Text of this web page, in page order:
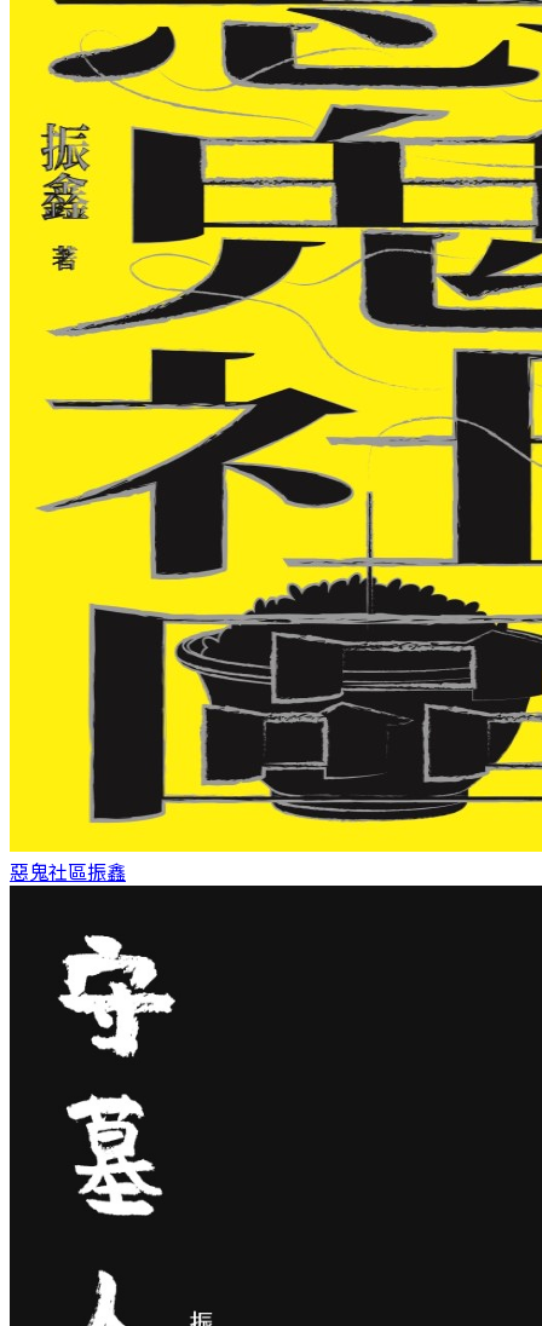
惡鬼社區振鑫